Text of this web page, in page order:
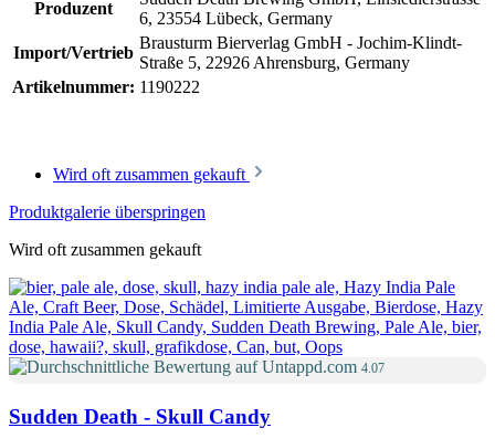
Produzent
6, 23554 Lübeck, Germany
Import/Vertrieb
Brausturm Bierverlag GmbH - Jochim-Klindt-
Straße 5, 22926 Ahrensburg, Germany
Artikelnummer: 1190222
Wird oft zusammen gekauft
Produktgalerie überspringen
Wird oft zusammen gekauft
4.07
Sudden Death - Skull Candy